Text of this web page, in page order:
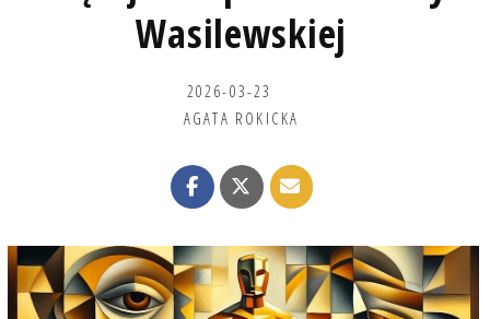
Wasilewskiej
2026-03-23
AGATA ROKICKA